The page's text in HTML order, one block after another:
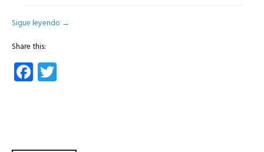
Sigue leyendo →
Share this:
Facebook